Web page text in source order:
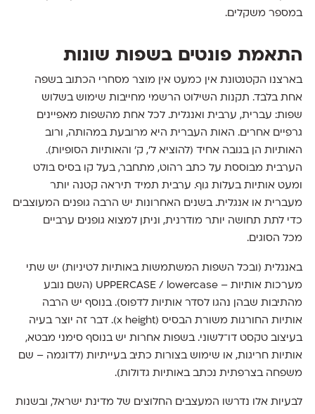
במספר משקלים.
התאמת פונטים בשפות שונות
בארצנו הקטנטונת אין כמעט אין מוצר מסחרי הכתוב בשפה
אחת בלבד. תקנות השילוט הרשמי מחייבות שימוש בשלוש
שפות: עברית, ערבית ואנגלית. לכל אחת מהשפות מאפיינים
גרפיים אחרים. האות העברית היא מרובעת במהותה, ורוב
האותיות הן בגובה אחיד (להוציא ל', ק' והאותיות הסופיות).
הערבית מבוססת על כתב רהוט, מתחבר, בעל קו בסיס בולט
ומעט אותיות בעלות גוף. ערבית תמיד תיראה קטנה יותר
מעברית או אנגלית. בשנים האחרונות יש הרבה גופנים המעוצבים
כדי לתת תחושה יותר מודרנית, וניתן למצוא גופנים ערביים
מכל הסוגים.
באנגלית (ובכל השפות המשתמשות באותיות לטיניות) יש שתי
מערכות אותיות – UPPERCASE / lowercase (השם נובע
מהתיבות שבהן נהגו לסדר אותיות לדפוס). בנוסף יש הרבה
אותיות החורגות משורת הבסיס (x height). דבר זה יוצר בעיה
בעיצוב טקסט דו־לשוני. בשפות אחרות יש בנוסף סימני מבטא,
אותיות חריגות, או שימוש בצורות כתיב בעייתיות (לדוגמה – שם
משפחה בצרפתית נכתב באותיות גדולות).
לבעיות אלו נדרשו המעצבים החלוצים של מדינת ישראל, ובשנות